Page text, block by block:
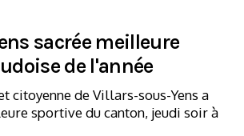
sacrée meilleure
de l'année
citoyenne de Villars-sous-Yens a
sportive du canton, jeudi soir à